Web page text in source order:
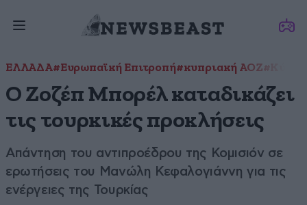
ΕΛΛΑΔΑ#Ευρωπαϊκή Επιτροπή#κυπριακή ΑΟΖ
Ο Ζοζέπ Μπορέλ καταδικάζει
τις τουρκικές προκλήσεις
Απάντηση του αντιπροέδρου της Κομισιόν σε
ερωτήσεις του Μανώλη Κεφαλογιάννη για τις
ενέργειες της Τουρκίας